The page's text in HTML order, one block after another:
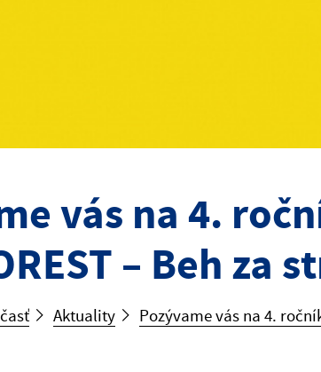
vás na 4.
– Beh za
Aktuality Pozývame vás na 4.